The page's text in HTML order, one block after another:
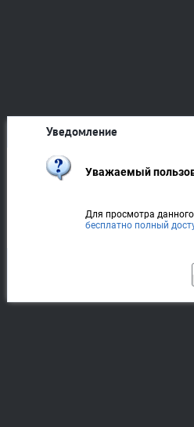
Уведомление
Уважаемый
Для просмотра
бесплатно полный